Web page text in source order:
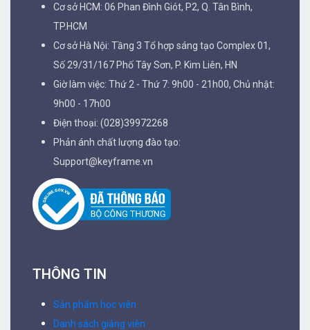
Cơ sở HCM: 06 Phan Đình Giót, P2, Q. Tân Bình,
TP.HCM
Cơ sở Hà Nội: Tầng 3 Tổ hợp sáng tạo Complex 01,
Số 29/31/167 Phố Tây Sơn, P. Kim Liên, HN
Giờ làm việc: Thứ 2 - Thứ 7: 9h00 - 21h00, Chủ nhật:
9h00 - 17h00
Điện thoại: (028)39972268
Phản ánh chất lượng đào tạo:
Support@keyframe.vn
THÔNG TIN
Sản phẩm học viên
Danh sách giảng viên